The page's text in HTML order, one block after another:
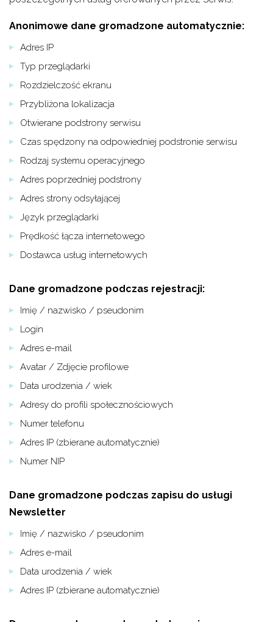
Anonimowe dane gromadzone automatycznie:
Adres IP
Typ przeglądarki
Rozdzielczość ekranu
Przybliżona lokalizacja
Otwierane podstrony serwisu
Czas spędzony na odpowiedniej podstronie serwisu
Rodzaj systemu operacyjnego
Adres poprzedniej podstrony
Adres strony odsyłającej
Język przeglądarki
Prędkość łącza internetowego
Dostawca usług internetowych
Dane gromadzone podczas rejestracji:
Imię / nazwisko / pseudonim
Login
Adres e-mail
Avatar / Zdjęcie profilowe
Data urodzenia / wiek
Adresy do profili społecznościowych
Numer telefonu
Adres IP (zbierane automatycznie)
Numer NIP
Dane gromadzone podczas zapisu do usługi
Newsletter
Imię / nazwisko / pseudonim
Adres e-mail
Data urodzenia / wiek
Adres IP (zbierane automatycznie)